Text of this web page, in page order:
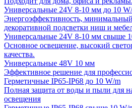
Универсальные 24V 8-10 мм до 10
Энергоэффективность,
декоративной подсветки ниш и
Универсальные 24V 8-10 мм свыше
Основное освещение, высокий
качества.
Универсальные 48V 10 мм
Эффективное решение для
Герметичные IP65-IP68 до 10 W/m
Полная защита от воды и пыли для
освещения